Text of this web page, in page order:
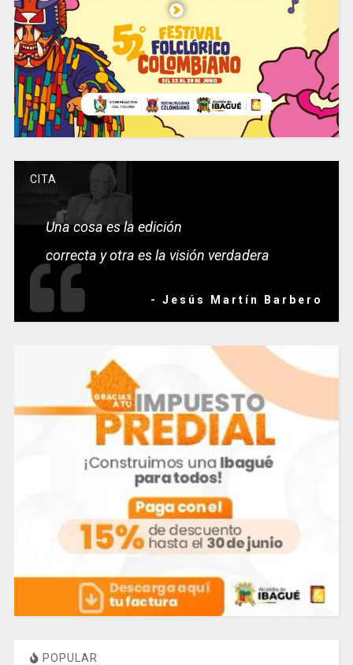
CITA
Una cosa es la edición
correcta y otra es la visión verdadera
- Jesús Martín Barbero
POPULAR